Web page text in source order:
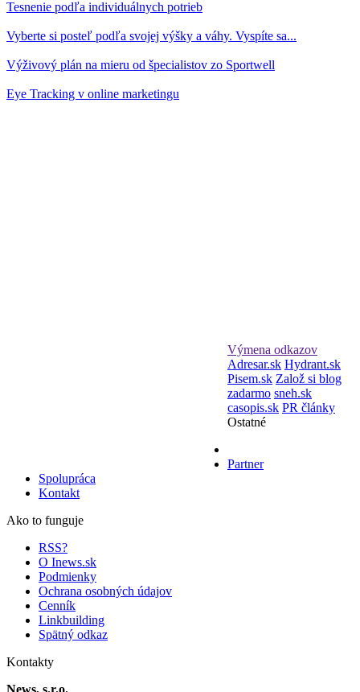
Tesnenie podľa individuálnych potrieb
Vyberte si posteľ podľa svojej výšky a váhy. Vyspíte sa...
Výživový plán na mieru od špecialistov zo Sportwell
Eye Tracking v online marketingu
Výmena odkazov
Adresar.sk Hydrant.sk
Pisem.sk Založ si blog
zadarmo sneh.sk
casopis.sk PR články
Ostatné
Partner
Spolupráca
Kontakt
Ako to funguje
RSS?
O Inews.sk
Podmienky
Ochrana osobných údajov
Cenník
Linkbuilding
Spätný odkaz
Kontakty
News, s.r.o.